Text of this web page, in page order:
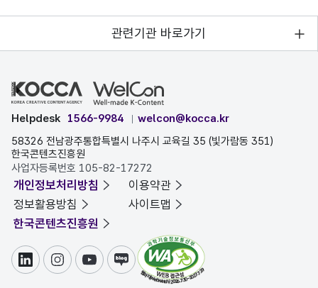
관련기관 바로가기
Helpdesk 1566-9984
welcon@kocca.kr
58326 전남광주통합특별시 나주시 교육길 35 (빛가람동 351)
한국콘텐츠진흥원
사업자등록번호 105-82-17272
개인정보처리방침
이용약관
정보활용방침
사이트맵
한국콘텐츠진흥원
링크드인인스타그램
유튜브블로그